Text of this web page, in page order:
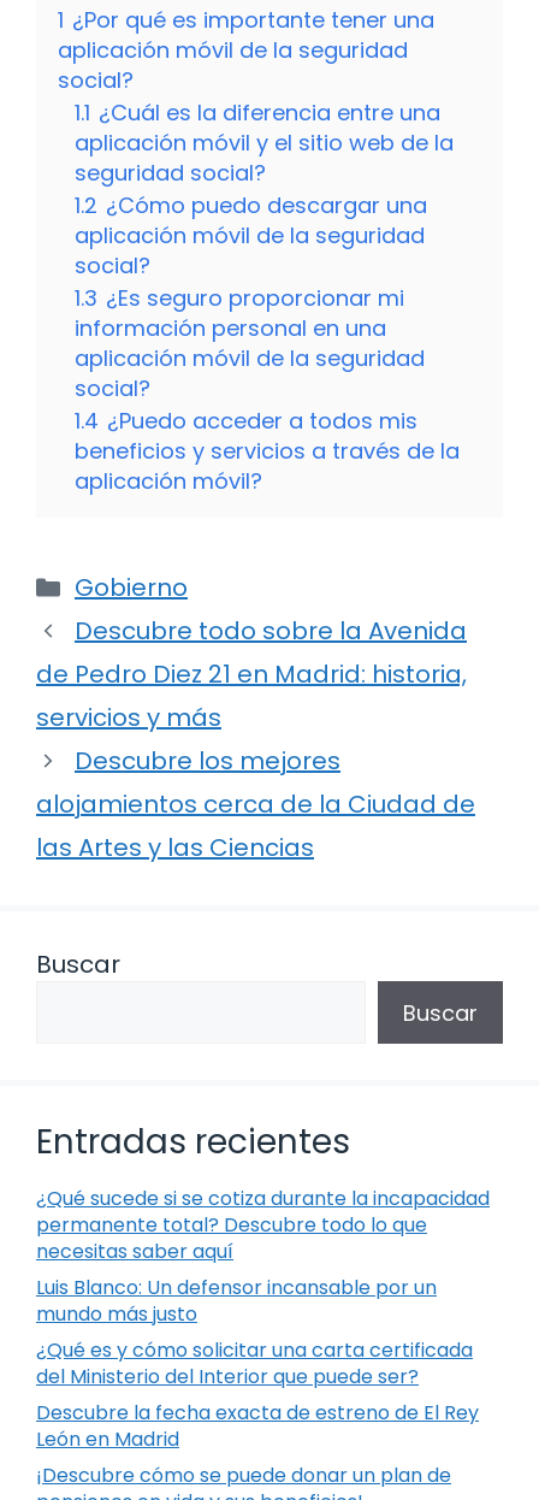
1 ¿Por qué es importante tener una
aplicación móvil de la seguridad
social?
1.1 ¿Cuál es la diferencia entre una
aplicación móvil y el sitio web de la
seguridad social?
1.2 ¿Cómo puedo descargar una
aplicación móvil de la seguridad
social?
1.3 ¿Es seguro proporcionar mi
información personal en una
aplicación móvil de la seguridad
social?
1.4 ¿Puedo acceder a todos mis
beneficios y servicios a través de la
aplicación móvil?
Categorías
Gobierno
Descubre todo sobre la Avenida
de Pedro Diez 21 en Madrid: historia,
servicios y más
Descubre los mejores
alojamientos cerca de la Ciudad de
las Artes y las Ciencias
Buscar
Buscar
Entradas recientes
¿Qué sucede si se cotiza durante la incapacidad
permanente total? Descubre todo lo que
necesitas saber aquí
Luis Blanco: Un defensor incansable por un
mundo más justo
¿Qué es y cómo solicitar una carta certificada
del Ministerio del Interior que puede ser?
Descubre la fecha exacta de estreno de El Rey
León en Madrid
¡Descubre cómo se puede donar un plan de